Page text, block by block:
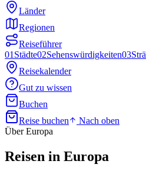
Länder
Regionen
Reiseführer
01 Städte02Sehenswürdigkeiten03
Reisekalender
Gut zu wissen
Buchen
Reise buchen
Nach oben
Über Europa
Reisen in Europa